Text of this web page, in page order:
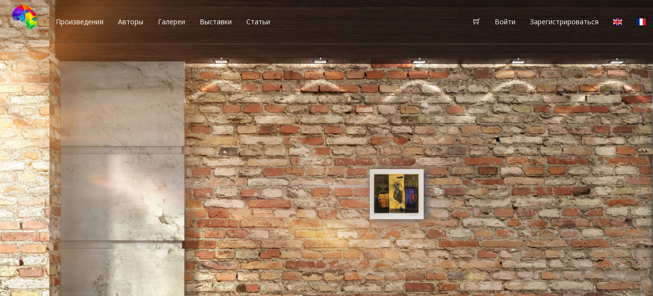
Произведения Авторы Галереи Выставки Статьи Войти Зарегистрироваться